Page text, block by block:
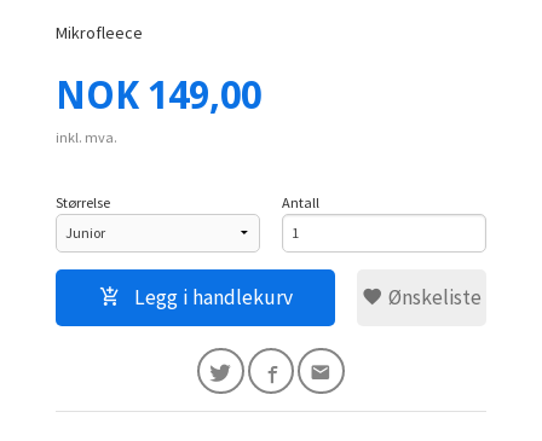
Mikrofleece
Pris
NOK 149,00
inkl. mva.
Størrelse Antall
Legg i handlekurv Ønskeliste